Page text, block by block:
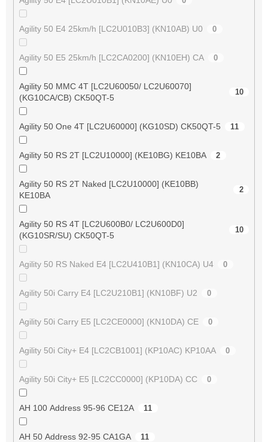
Agility 50 E4 25km/h [LC2U010B3] (KN10AB) U0 0
Agility 50 E5 25km/h [LC2CA0200] (KN10EH) CA 0
Agility 50 MMC 4T [LC2U60050/ LC2U60070]
(KG10CA/CB) CK50QT-5
10
Agility 50 One 4T [LC2U60000] (KG10SD) CK50QT-5 11
Agility 50 RS 2T [LC2U10000] (KE10BG) KE10BA 2
Agility 50 RS 2T Naked [LC2U10000] (KE10BB)
KE10BA
2
Agility 50 RS 4T [LC2U600B0/ LC2U600D0]
(KG10SR/SU) CK50QT-5
10
Agility 50 RS Naked E4 [LC2U410B1] (KN10CA) U4 0
Agility 50i Carry E4 [LC2U210B1] (KN10BF) U2 0
Agility 50i Carry E5 [LC2CE0000] (KN10DA) CE 0
Agility 50i City+ E4 [LC2CB1001] (KP10AC) KP10AA 0
Agility 50i City+ E5 [LC2CC0000] (KP10DA) CC 0
AH 100 Address 95-96 CE12A 11
AH 50 Address 92-95 CA1GA 11